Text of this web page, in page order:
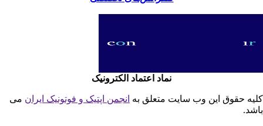
نماد اعتماد الکترونیک
حقوق این وب سایت متعلق بهانجمن اپتیک و فوتونیک ایران می